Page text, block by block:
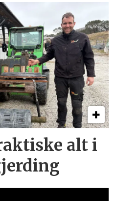
alt i